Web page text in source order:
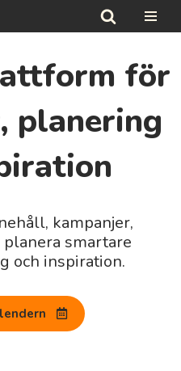
för
planering
kampanjer,
planera smartare
och inspiration.